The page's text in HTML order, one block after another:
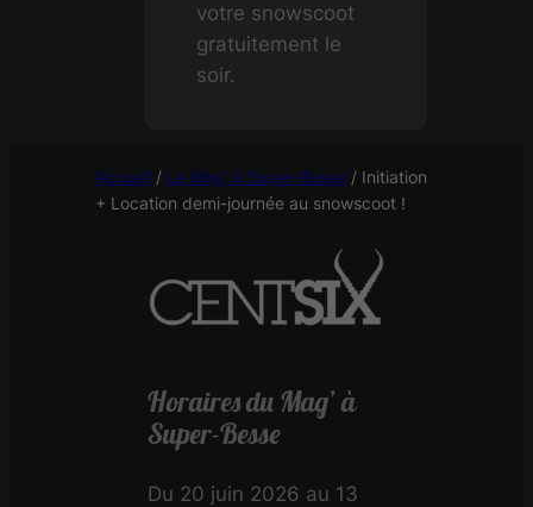
votre snowscoot
gratuitement le
soir.
Accueil / Le Mag’ à Super-Besse/ Initiation
+ Location demi-journée au snowscoot !
Horaires du Mag’ à
Super-Besse
Du 20 juin 2026 au 13